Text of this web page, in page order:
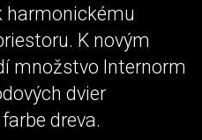
harmonickému
K novým
množstvo Internorm
dvier
dreva.